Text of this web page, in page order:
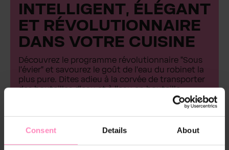
Consent Details About
INTELLIGENT, ÉLÉGANT
ET RÉVOLUTIONNAIRE
DANS VOTRE CUISINE
Découvrez le programme révolutionnaire "Sous
l'évier" et savourez le goût de l'eau du robinet la
plus pure. Dites adieu à la corvée de transporter
des bouteilles d'eau et à l'eau en bouteille
coûteuse - avec le robinet AQA Drink Pure 2.0,
vous avez de l'eau fraîche et saine à portée de
main depuis votre robinet.
Les options de filtre personnalisables vous